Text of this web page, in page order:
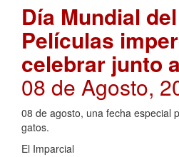
Día Mundial
Películas
celebrar junto
08 de Agosto,
08 de agosto, una fecha especial
gatos.
El Imparcial